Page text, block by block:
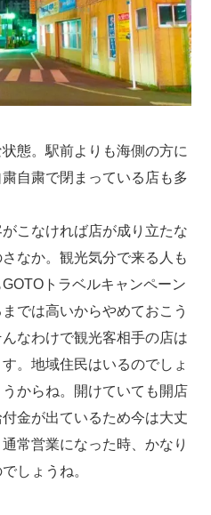
態。駅前よりも海側の方に
自粛で閉まっている店も多
こなければ店が成り立たな
なか。観光気分で来る人も
トラベルキャンペーン
では高いからやめておこう
なわけで観光客相手の店は
。地域住民はいるのでしょ
からね。開けていても開店
金が出ているため今は大丈
常営業になった時、かなり
しょうね。